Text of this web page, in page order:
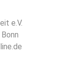
e.V.